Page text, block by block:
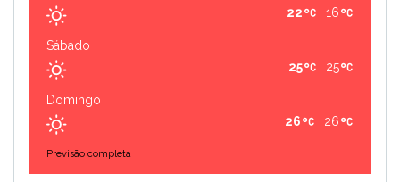
16
22
Sábado
25
25
Domingo
26
26
Previsão completa